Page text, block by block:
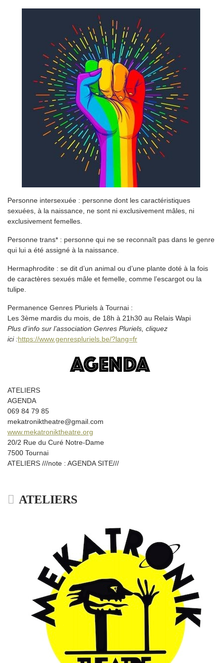
Personne intersexuée : personne dont les caractéristiques
sexuées, à la naissance, ne sont ni exclusivement mâles, ni
exclusivement femelles.
Personne trans* : personne qui ne se reconnaît pas dans le genre
qui lui a été assigné à la naissance.
Hermaphrodite : se dit d’un animal ou d’une plante doté à la fois
de caractères sexués mâle et femelle, comme l’escargot ou la
tulipe.
Permanence Genres Pluriels à Tournai :
Les 3ème mardis du mois, de 18h à 21h30 au Relais Wapi
Plus d’info sur l’association Genres Pluriels, cliquez
ici :https://www.genrespluriels.be/?lang=fr
ATELIERS
AGENDA
069 84 79 85
mekatroniktheatre@gmail.com
www.mekatroniktheatre.org
20/2 Rue du Curé Notre-Dame
7500 Tournai
ATELIERS ///note : AGENDA SITE///
ATELIERS